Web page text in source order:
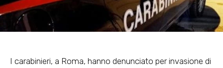
I carabinieri, a Roma, hanno denunciato per invasione di